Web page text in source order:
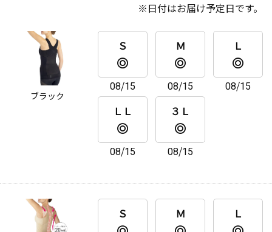
日付はお届け予定日です。
ブラック
Ｓ
08/15
Ｍ
08/15
Ｌ
08/15
ＬＬ
08/15
３Ｌ
08/15
Ｓ Ｍ Ｌ